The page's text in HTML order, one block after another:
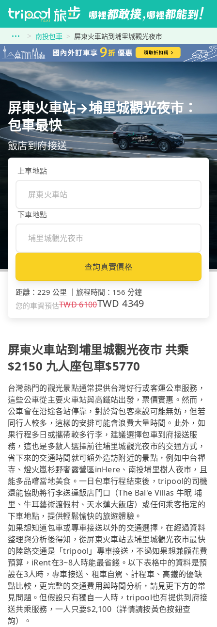
南投包車 屏東火車站到埔里城觀光夜市
屏東火車站→埔里城觀光夜市：
包車最快
飯店到府接送
上車地點
下車地點
查詢真實價格
距離 ： 229 公里 旅程時間 ： 156 分鐘
您的車資預估TWD6100TWD4349
屏東火車站到埔里城觀光夜市 共乘
$2150 九人座包車$5770
台灣熱門的觀光景點通常提供台灣好行或客運公車服務，
這些公車從主要火車站與高鐵站出發，票價實惠。然而，
公車會在沿途各站停靠，對於背包客來說可能無妨，但若
同行人較多，這樣的安排可能會浪費大量時間。此外，如
果行程多日或攜帶較多行李，建議選擇包車到府接送服
務，這也是多數人選擇前往埔里城觀光夜市的交通方式，
省下來的交通時間就可額外造訪附近的景點，例如中台禪
寺、燈火嵐杉野奢露營區inHere、南投埔里樹人夜市，且
能多品嚐當地美食。一日包車行程結束後，tripool的司機
還能協助將行李送達飯店門口（The Bal'e Villas 牛眠 埔
里、牛耳藝術渡假村、天水蓮大飯店）或任何乘客指定的
下車地點，提供輕鬆愉快的旅遊體驗。
如果想知道包車或專車接送以外的交通選擇，在經過資料
整理與分析後得知，從屏東火車站去埔里城觀光夜市最快
的陸路交通是「tripool」專車接送，不過如果想兼顧花費
預算，iRent在3~8人時能最省錢。以下表格中的資料是預
設在3人時，專車接送、租車自駕、計程車、高鐵的優缺
點比較，更完整的交通費用與時間分析，請見更下方的常
見問題。但假設只有獨自一人時，tripool也有提供到府接
送共乘服務，一人只要$2,100（詳情請按黃色按鈕查
詢）。